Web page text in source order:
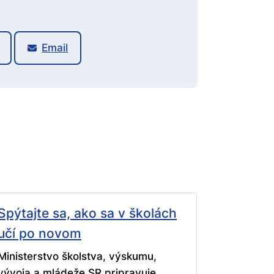
Email
sa, ako sa v školách
po novom
školstva, výskumu,